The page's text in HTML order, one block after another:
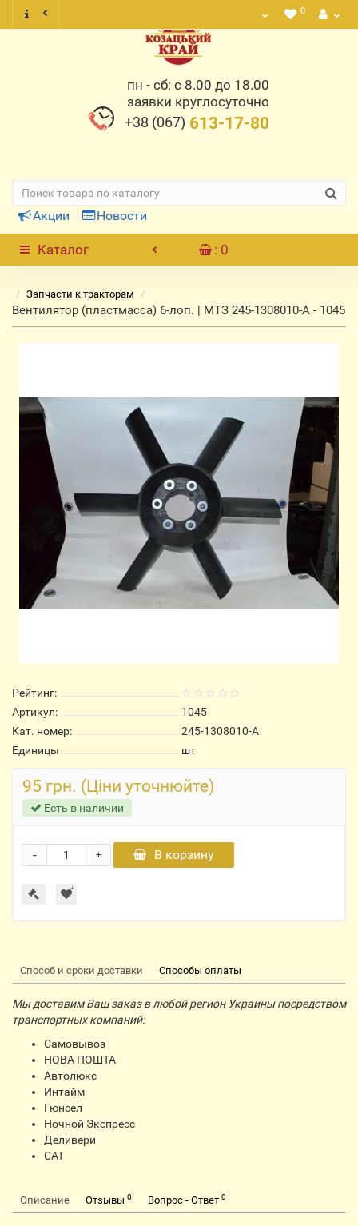
0
пн - сб: с 8.00 до 18.00
заявки круглосуточно
+38 (067) 613-17-80
Акции Новости
Каталог : 0
Запчасти к тракторам
Вентилятор (пластмасса) 6-лоп. | МТЗ 245-1308010-А - 1045
Рейтинг:
Артикул:
1045
Кат. номер:
245-1308010-А
Единицы
шт
95 грн. (Ціни уточнюйте)
Есть в наличии
+
- В корзину
Способ и сроки доставки Способы оплаты
Мы доставим Ваш заказ в любой регион Украины посредством
транспортных компаний:
Самовывоз
НОВА ПОШТА
Автолюкс
Интайм
Гюнсел
Ночной Экспресс
Деливери
CАТ
Описание Отзывы 0 Вопрос - Ответ 0